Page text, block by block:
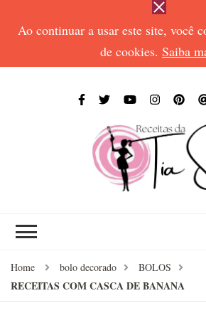
Ao continuar a usar este site, você
de cookies. Saiba
Home bolo decorado BOLOS
RECEITAS COM CASCA DE BANANA